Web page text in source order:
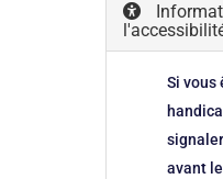
Si vous
avant